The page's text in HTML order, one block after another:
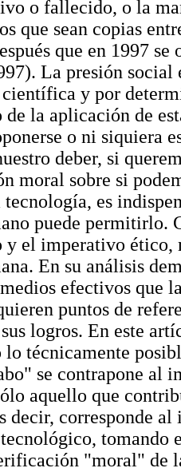
o fallecido, o la
que sean copias
que en 1997
La presión social
y por
la aplicación de
o ni siquiera
deber, si
moral sobre si
es
puede permitirlo.
el imperativo ético,
En su análisis
efectivos que
puntos de
logros. En este
técnicamente
se contrapone al
aquello que
decir, corresponde
tomando
"moral" de